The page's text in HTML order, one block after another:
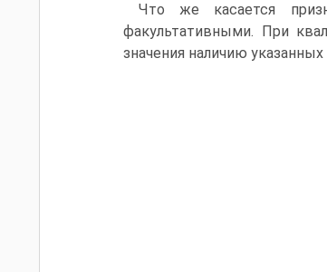
Что же касается
факультативными. При
значения наличию